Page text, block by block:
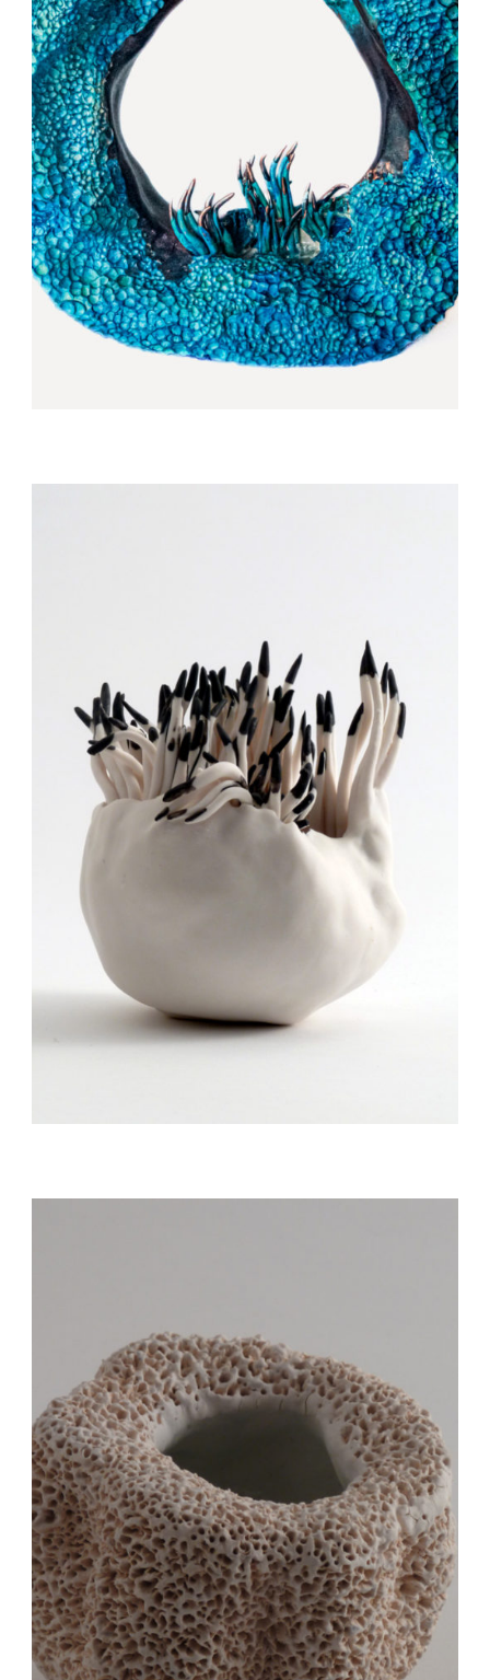
Auteur/autrice
Auteur/autrice